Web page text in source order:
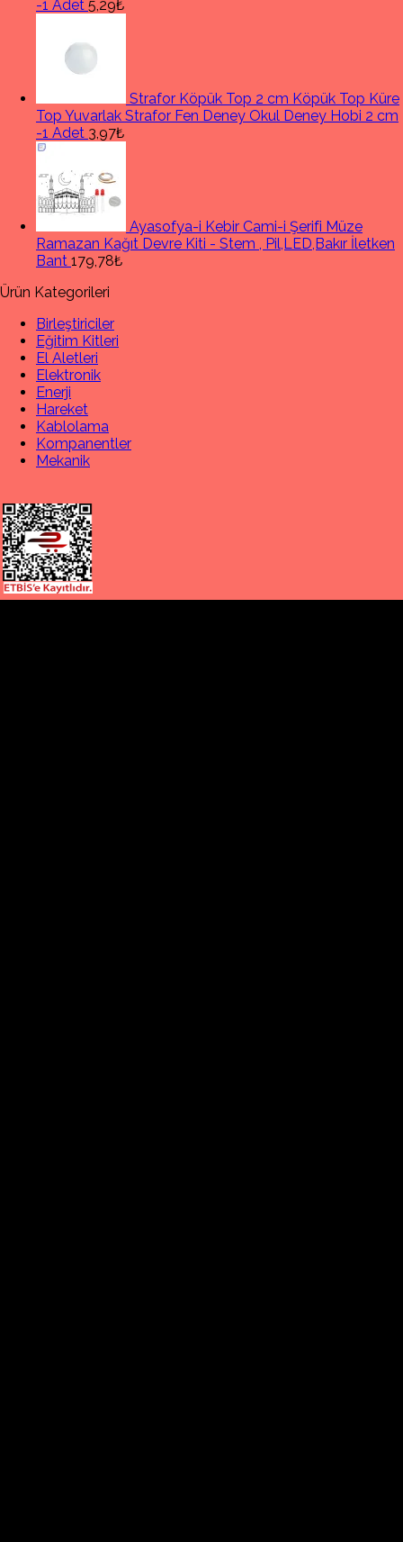
-1 Adet 5,29₺
Strafor Köpük Top 2 cm Köpük Top Küre
Top Yuvarlak Strafor Fen Deney Okul Deney Hobi 2 cm
-1 Adet 3,97₺
Ayasofya-i Kebir Cami-i Şerifi Müze
Ramazan Kağıt Devre Kiti - Stem , Pil,LED,Bakır İletken
Bant 179,78₺
Ürün Kategorileri
Birleştiriciler
Eğitim Kitleri
El Aletleri
Elektronik
Enerji
Hareket
Kablolama
Kompanentler
Mekanik